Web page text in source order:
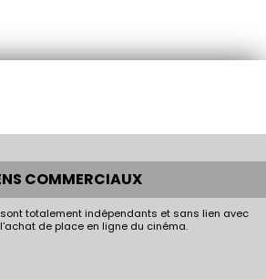
COMMERCIAUX
totalement indépendants et sans lien avec
de place en ligne du cinéma.